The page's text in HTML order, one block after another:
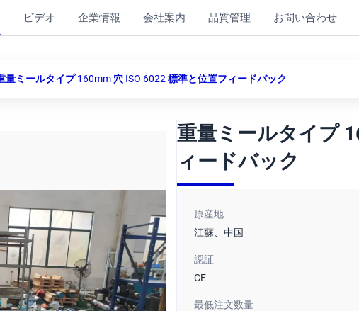
ビデオ 企業情報 会社案内 品質管理 お問い合わせ
量ミールタイプ 160mm 穴 ISO 6022 標準と位置フィードバック
重量ミールタイプ
ィードバック
原産地
江蘇、中国
認証
CE
最低注文数量